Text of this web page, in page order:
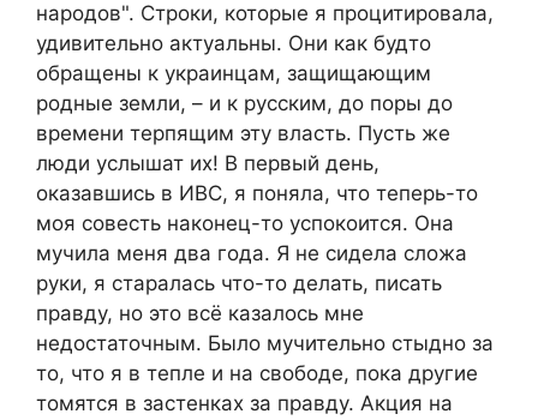
народов". Строки, которые я процитировала,
удивительно актуальны. Они как будто
обращены к украинцам, защищающим
родные земли, – и к русским, до поры до
времени терпящим эту власть. Пусть же
люди услышат их! В первый день,
оказавшись в ИВС, я поняла, что теперь-то
моя совесть наконец-то успокоится. Она
мучила меня два года. Я не сидела сложа
руки, я старалась что-то делать, писать
правду, но это всё казалось мне
недостаточным. Было мучительно стыдно за
то, что я в тепле и на свободе, пока другие
томятся в застенках за правду. Акция на